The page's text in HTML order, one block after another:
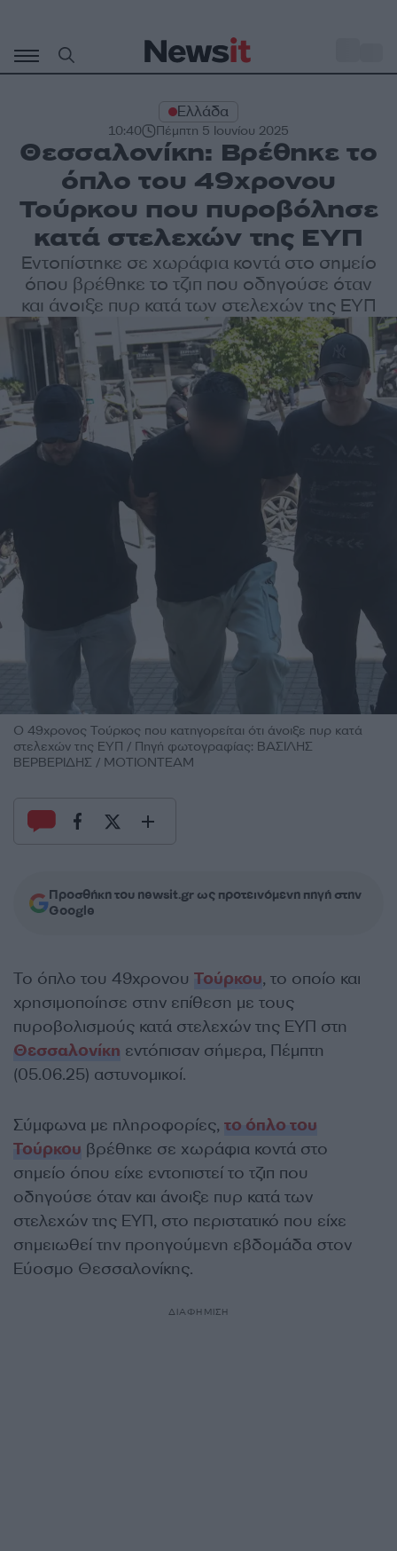
περιεχόμενο
Ελλάδα
10:40 Πέμπτη 5 Ιουνίου 2025
Θεσσαλονίκη: Βρέθηκε το
όπλο του 49χρονου
Τούρκου που πυροβόλησε
κατά στελεχών της ΕΥΠ
Εντοπίστηκε σε χωράφια κοντά στο σημείο
όπου βρέθηκε το τζιπ που οδηγούσε όταν
και άνοιξε πυρ κατά των στελεχών της ΕΥΠ
Ο 49χρονος Τούρκος που κατηγορείται ότι άνοιξε πυρ κατά
στελεχών της ΕΥΠ / Πηγή φωτογραφίας: ΒΑΣΙΛΗΣ
ΒΕΡΒΕΡΙΔΗΣ / ΜΟΤΙΟΝΤΕΑΜ
Προσθήκη του newsit.gr ως προτεινόμενη πηγή στην
Google
Το όπλο του 49χρονου Τούρκου, το οποίο και
χρησιμοποίησε στην επίθεση με τους
πυροβολισμούς κατά στελεχών της ΕΥΠ στη
Θεσσαλονίκη εντόπισαν σήμερα, Πέμπτη
(05.06.25) αστυνομικοί.
Σύμφωνα με πληροφορίες, το όπλο του
Τούρκου βρέθηκε σε χωράφια κοντά στο
σημείο όπου είχε εντοπιστεί το τζιπ που
οδηγούσε όταν και άνοιξε πυρ κατά των
στελεχών της ΕΥΠ, στο περιστατικό που είχε
σημειωθεί την προηγούμενη εβδομάδα στον
Εύοσμο Θεσσαλονίκης.
ΔΙΑΦΗΜΙΣΗ